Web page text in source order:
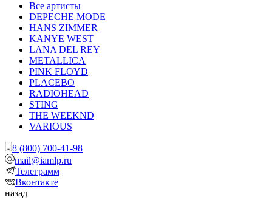
Все артисты
DEPECHE MODE
HANS ZIMMER
KANYE WEST
LANA DEL REY
METALLICA
PINK FLOYD
PLACEBO
RADIOHEAD
STING
THE WEEKND
VARIOUS
8 (800) 700-41-98
mail@iamlp.ru
Телеграмм
Вконтакте
назад